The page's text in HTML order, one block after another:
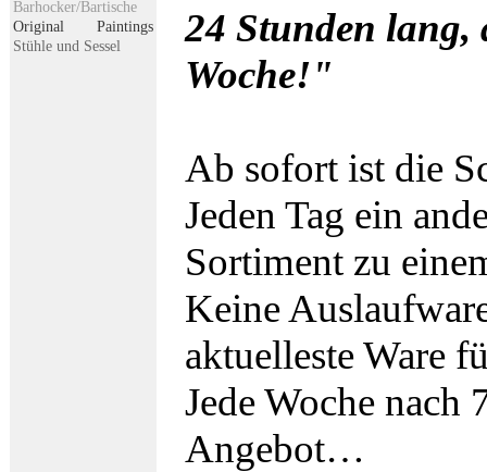
Barhocker/Bartische
Original Paintings
Stühle und Sessel
24 Stunden lang,
Woche!"
Ab sofort ist die
Jeden Tag ein
Sortiment zu
Keine
aktuelleste Ware
Jede Woche nach
Angebot…